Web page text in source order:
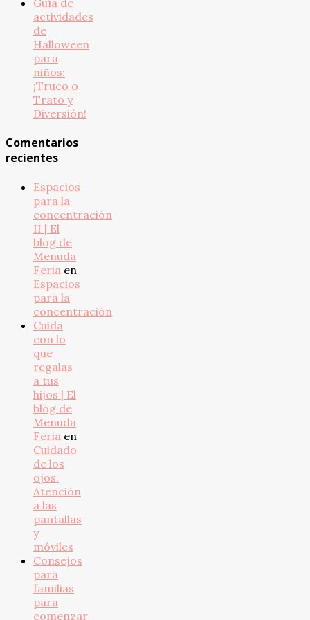
actividades
de
Halloween
para
niños:
¡Truco o
Trato y
Diversión!
Comentarios
recientes
Espacios
para la
concentración
II | El
blog de
Menuda
Feria en
Espacios
para la
concentración
Cuida
con lo
que
regalas
a tus
hijos | El
blog de
Menuda
Feria en
Cuidado
de los
ojos:
Atención
a las
pantallas
y
móviles
Consejos
para
familias
para
comenzar